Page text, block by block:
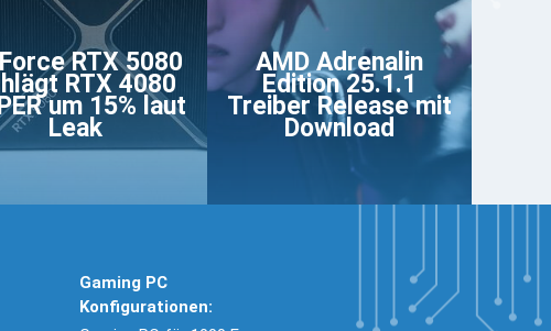
RTX 5080
RTX 4080
um 15% laut
Leak
AMD Adrenalin
Edition 25.1.1
Treiber Release mit
Download
Gaming PC
Konfigurationen: